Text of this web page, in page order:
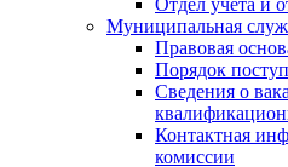
Отдел учета и
Муниципальная
Правовая
Порядок
Сведения о
Контактная
комиссии